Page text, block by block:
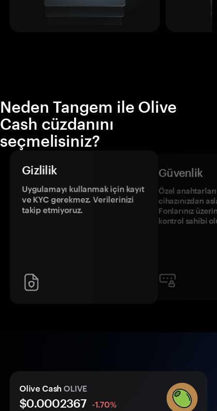
Neden Tangem ile Olive
Cash cüzdanını
seçmelisiniz?
Gizlilik
Uygulamayı kullanmak için kayıt
ve KYC gerekmez. Verilerinizi
takip etmiyoruz.
Güvenlik
Özel
cihazınızdan
Fonlarınız
kontrol sahibi
Olive Cash OLIVE
$0.0002367 -1.70%